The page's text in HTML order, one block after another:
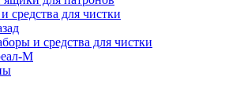
средства для чистки
и средства для чистки
М